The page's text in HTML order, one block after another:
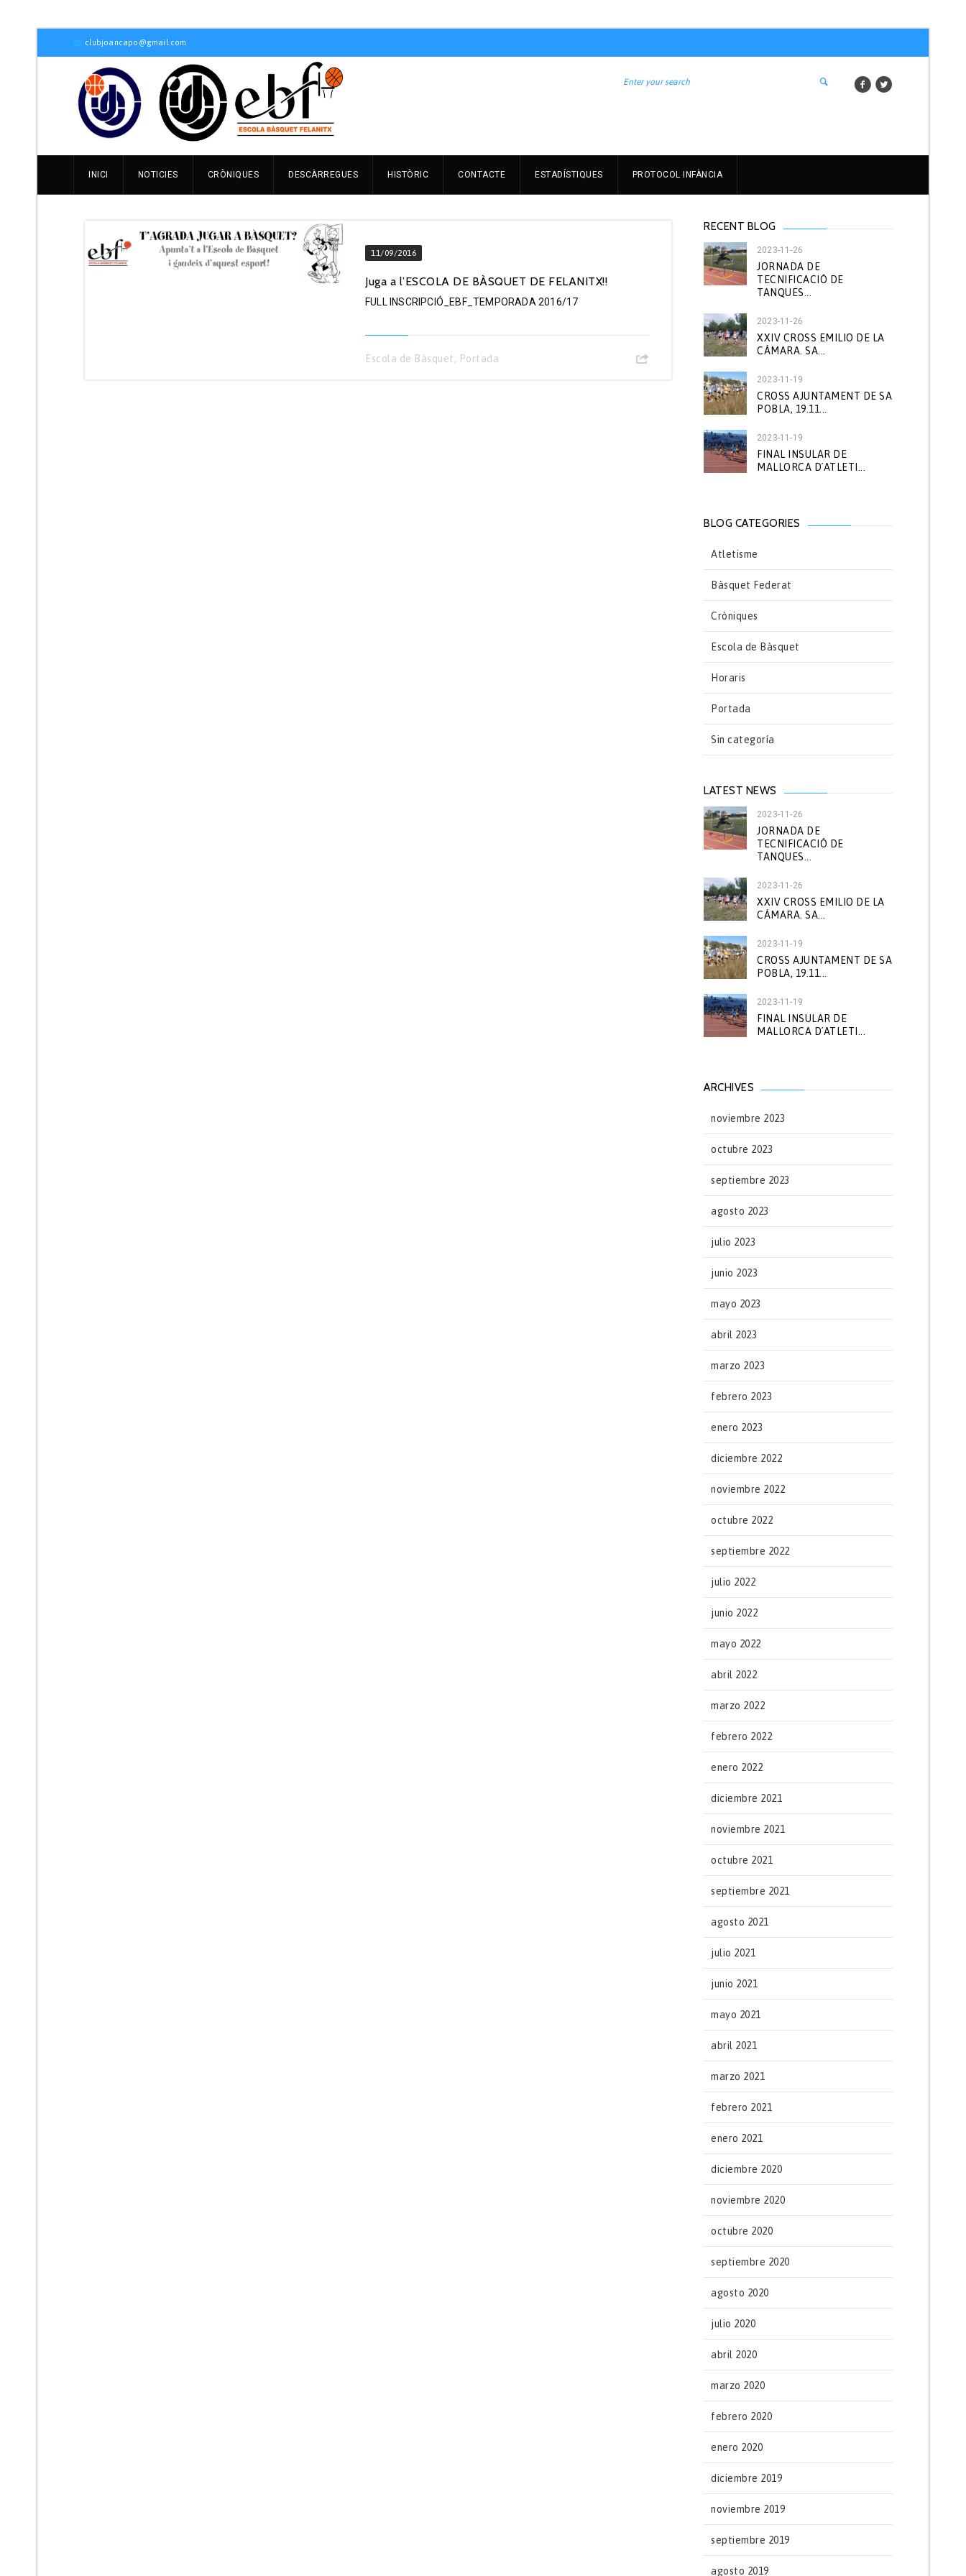
clubjoancapo@gmail.com
INICI NOTICIES CRÒNIQUES DESCÀRREGUES HISTÒRIC CONTACTE ESTADÍSTIQUES PROTOCOL INFÀNCIA
11/09/2016
Juga a l’ESCOLA DE BÀSQUET DE FELANITX!!
FULL INSCRIPCIÓ_EBF_TEMPORADA 2016/17
Escola de Bàsquet Portada
RECENT BLOG
2023-11-26
JORNADA DE
TECNIFICACIÓ DE
TANQUES...
2023-11-26
XXIV CROSS EMILIO DE LA
CÁMARA. SA...
2023-11-19
CROSS AJUNTAMENT DE SA
POBLA, 19.11...
2023-11-19
FINAL INSULAR DE
MALLORCA D´ATLETI...
BLOG CATEGORIES
Atletisme
Bàsquet Federat
Cròniques
Escola de Bàsquet
Horaris
Portada
Sin categoría
LATEST NEWS
2023-11-26
JORNADA DE
TECNIFICACIÓ DE
TANQUES...
2023-11-26
XXIV CROSS EMILIO DE LA
CÁMARA. SA...
2023-11-19
CROSS AJUNTAMENT DE SA
POBLA, 19.11...
2023-11-19
FINAL INSULAR DE
MALLORCA D´ATLETI...
ARCHIVES
noviembre 2023
octubre 2023
septiembre 2023
agosto 2023
julio 2023
junio 2023
mayo 2023
abril 2023
marzo 2023
febrero 2023
enero 2023
diciembre 2022
noviembre 2022
octubre 2022
septiembre 2022
julio 2022
junio 2022
mayo 2022
abril 2022
marzo 2022
febrero 2022
enero 2022
diciembre 2021
noviembre 2021
octubre 2021
septiembre 2021
agosto 2021
julio 2021
junio 2021
mayo 2021
abril 2021
marzo 2021
febrero 2021
enero 2021
diciembre 2020
noviembre 2020
octubre 2020
septiembre 2020
agosto 2020
julio 2020
abril 2020
marzo 2020
febrero 2020
enero 2020
diciembre 2019
noviembre 2019
septiembre 2019
agosto 2019